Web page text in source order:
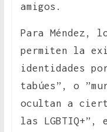
amigos.
Para
permiten la
identidades
tabúes”, o
ocultan a
las